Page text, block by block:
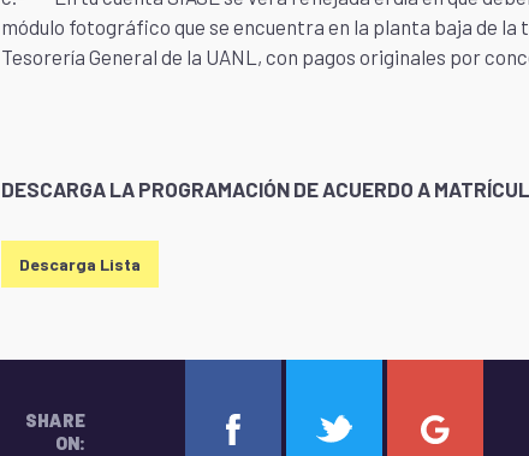
módulo fotográfico que se encuentra en la planta baja de
Tesorería General de la UANL, con pagos originales por
DESCARGA LA PROGRAMACIÓN DE ACUERDO A
Descarga Lista
SHARE
ON: